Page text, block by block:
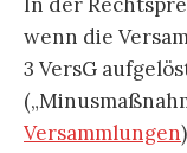
wenn die
3 VersG
Versammlungen